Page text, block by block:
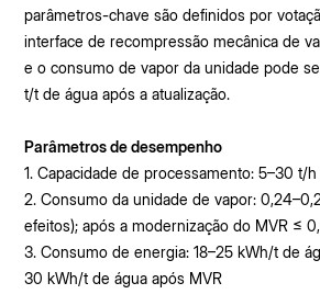
parâmetros-chave são definidos por
interface de recompressão mecânica de
e o consumo de vapor da unidade pode
t/t de água após a atualização.
Parâmetros de desempenho
1. Capacidade de processamento: 5–30 t/
2. Consumo da unidade de vapor:
efeitos); após a modernização do MVR ≤
3. Consumo de energia: 18–25 kWh/t de
30 kWh/t de água após MVR